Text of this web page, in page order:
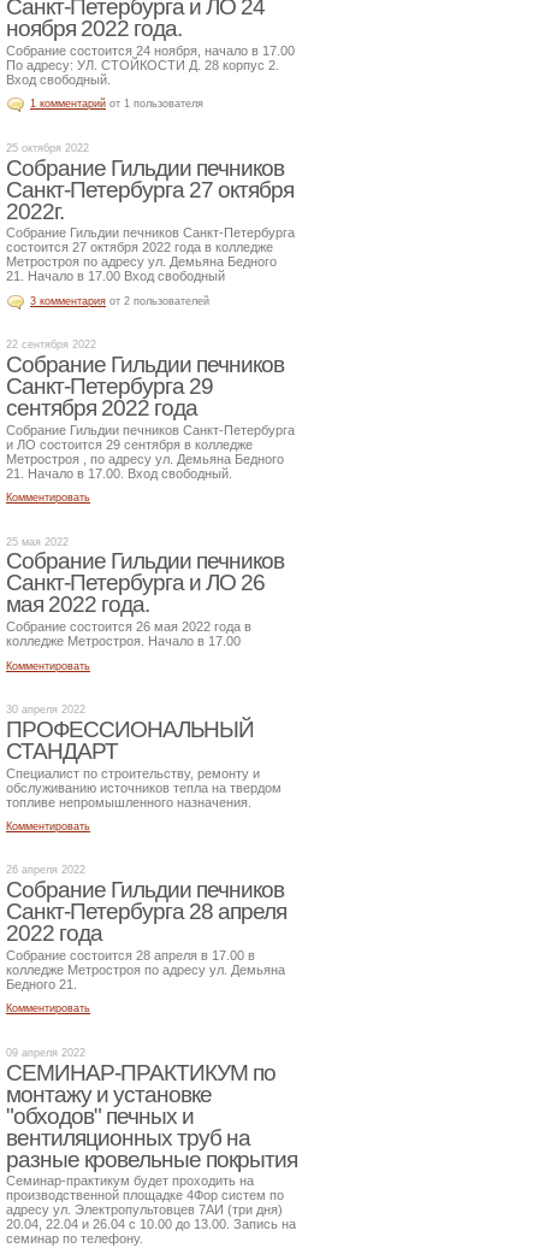
Санкт-Петербурга и ЛО 24
ноября 2022 года.
Собрание состоится 24 ноября, начало в 17.00
По адресу: УЛ. СТОЙКОСТИ Д. 28 корпус 2.
Вход свободный.
1 комментарий от 1 пользователя
25 октября 2022
Собрание Гильдии печников
Санкт-Петербурга 27 октября
2022г.
Собрание Гильдии печников Санкт-Петербурга
состоится 27 октября 2022 года в колледже
Метростроя по адресу ул. Демьяна Бедного
21. Начало в 17.00 Вход свободный
3 комментария от 2 пользователей
22 сентября 2022
Собрание Гильдии печников
Санкт-Петербурга 29
сентября 2022 года
Собрание Гильдии печников Санкт-Петербурга
и ЛО состоится 29 сентября в колледже
Метростроя , по адресу ул. Демьяна Бедного
21. Начало в 17.00. Вход свободный.
Комментировать
25 мая 2022
Собрание Гильдии печников
Санкт-Петербурга и ЛО 26
мая 2022 года.
Собрание состоится 26 мая 2022 года в
колледже Метростроя. Начало в 17.00
Комментировать
30 апреля 2022
ПРОФЕССИОНАЛЬНЫЙ
СТАНДАРТ
Специалист по строительству, ремонту и
обслуживанию источников тепла на твердом
топливе непромышленного назначения.
Комментировать
26 апреля 2022
Собрание Гильдии печников
Санкт-Петербурга 28 апреля
2022 года
Собрание состоится 28 апреля в 17.00 в
колледже Метростроя по адресу ул. Демьяна
Бедного 21.
Комментировать
09 апреля 2022
СЕМИНАР-ПРАКТИКУМ по
монтажу и установке
"обходов" печных и
вентиляционных труб на
разные кровельные покрытия
Семинар-практикум будет проходить на
производственной площадке 4Фор систем по
адресу ул. Электропультовцев 7АИ (три дня)
20.04, 22.04 и 26.04 с 10.00 до 13.00. Запись на
семинар по телефону.